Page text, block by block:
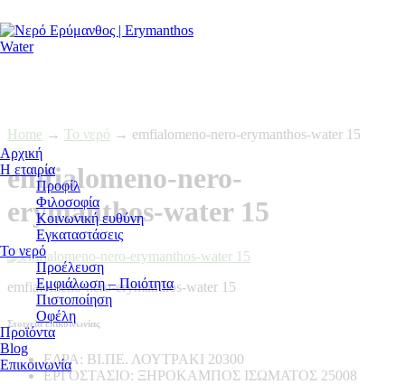
Αρχική
Η εταιρία
Προφίλ
Φιλοσοφία
Κοινωνική ευθύνη
Εγκαταστάσεις
Το νερό
Προέλευση
Εμφιάλωση – Ποιότητα
Πιστοποίηση
Οφέλη
Προϊόντα
Blog
Επικοινωνία
Home → Το νερό → emfialomeno-nero-erymanthos-water 15
emfialomeno-nero-
erymanthos-water 15
emfialomeno-nero-erymanthos-water 15
Στοιχεία επικοινωνίας
ΕΔΡΑ: ΒΙ.ΠΕ. ΛΟΥΤΡΑΚΙ 20300
ΕΡΓΟΣΤΑΣΙΟ: ΞΗΡΟΚΑΜΠΟΣ ΙΣΩΜΑΤΟΣ 25008